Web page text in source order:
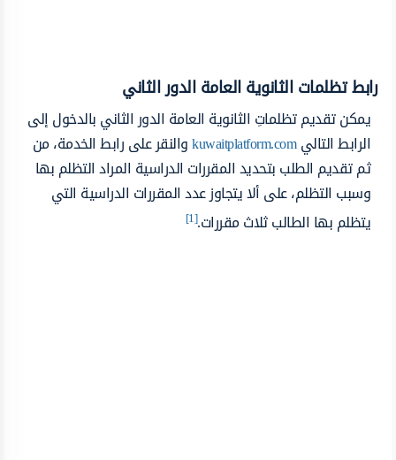
رابط تظلمات الثانوية العامة الدور الثاني
يمكن تقديم تظلماتِ الثانوية العامة الدور الثاني بالدخول إلى
الرابط التاليkuwaitplatform.comوالنقر على رابط الخدمة، من
ثم تقديم الطلب بتحديد المقررات الدراسية المراد التظلم بها
وسبب التظلم، على ألا يتجاوز عدد المقررات الدراسية التي
يتظلم بها الطالب ثلاث مقررات.[1]